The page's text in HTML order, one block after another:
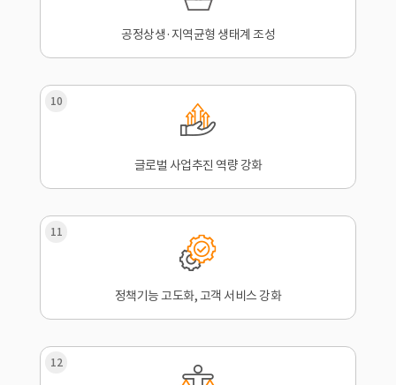
공정상생·지역균형 생태계 조성
10
글로벌 사업추진 역량 강화
11
정책기능 고도화, 고객 서비스 강화
12